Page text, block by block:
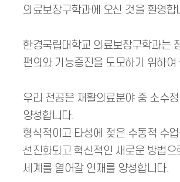
의료보장구학과에 오신 것을 환영합
한경국립대학교 의료보장구학과는
편의와 기능증진을 도모하기 위하여
우리 전공은 재활의료분야 중 소수
양성합니다.
형식적이고 타성에 젖은 수동적 수
선진화되고 혁신적인 새로운 방법으
세계를 열어갈 인재를 양성합니다.